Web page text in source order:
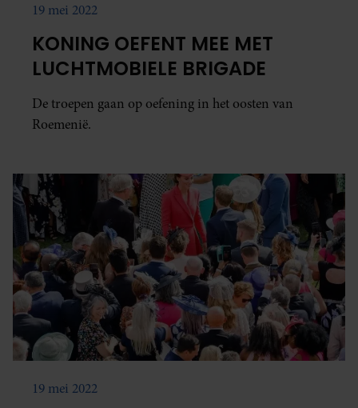
19 mei 2022
KONING OEFENT MEE MET
LUCHTMOBIELE BRIGADE
De troepen gaan op oefening in het oosten van
Roemenië.
19 mei 2022